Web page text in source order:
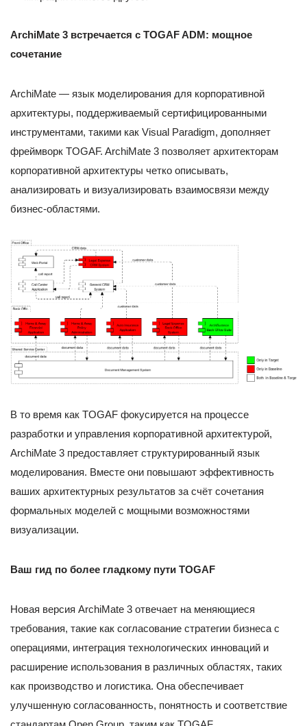
ArchiMate 3 встречается с TOGAF ADM: мощное
сочетание
ArchiMate — язык моделирования для корпоративной
архитектуры, поддерживаемый сертифицированными
инструментами, такими как Visual Paradigm, дополняет
фреймворк TOGAF. ArchiMate 3 позволяет архитекторам
корпоративной архитектуры четко описывать,
анализировать и визуализировать взаимосвязи между
бизнес-областями.
В то время как TOGAF фокусируется на процессе
разработки и управления корпоративной архитектурой,
ArchiMate 3 предоставляет структурированный язык
моделирования. Вместе они повышают эффективность
ваших архитектурных результатов за счёт сочетания
формальных моделей с мощными возможностями
визуализации.
Ваш гид по более гладкому пути TOGAF
Новая версия ArchiMate 3 отвечает на меняющиеся
требования, такие как согласование стратегии бизнеса с
операциями, интеграция технологических инноваций и
расширение использования в различных областях, таких
как производство и логистика. Она обеспечивает
улучшенную согласованность, понятность и соответствие